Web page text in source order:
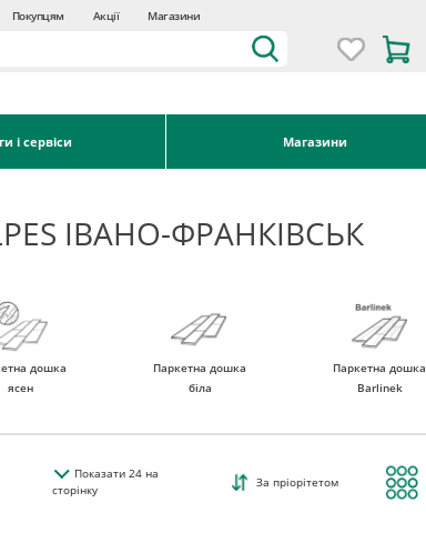
Покупцям Акції Магазини
і сервіси Магазини
ІВАНО-ФРАНКІВСЬК
дошка
ясен
Паркетна дошка
біла
Паркетна дошка
Barlinek
Показати24на
сторінку
За пріорітетом